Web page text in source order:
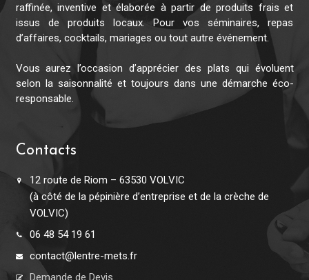
raffinée, inventive et élaborée à partir de produits frais et
issus de produits locaux. Pour vos séminaires, repas
d’affaires, cocktails, mariages ou tout autre événement.
Vous aurez l’occasion d’apprécier des plats qui évoluent
selon la saisonnalité et toujours dans une démarche éco-
responsable.
Contacts
12 route de Riom – 63530 VOLVIC
(à côté de la pépinière d’entreprise et de la crèche de
VOLVIC)
06 48 54 19 61
contact@lentre-mets.fr
Demande de Devis